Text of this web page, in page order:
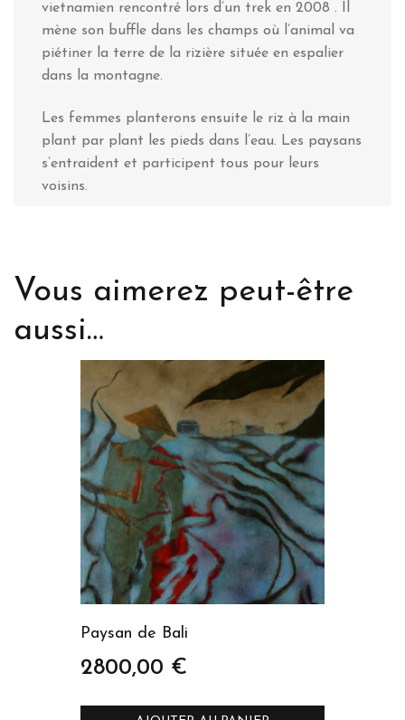
vietnamien rencontré lors d’un trek en 2008 . Il
mène son buffle dans les champs où l’animal va
piétiner la terre de la rizière située en espalier
dans la montagne.
Les femmes planterons ensuite le riz à la main
plant par plant les pieds dans l’eau. Les paysans
s’entraident et participent tous pour leurs
voisins.
Vous aimerez peut-être
aussi…
Paysan de Bali
2800,00 €